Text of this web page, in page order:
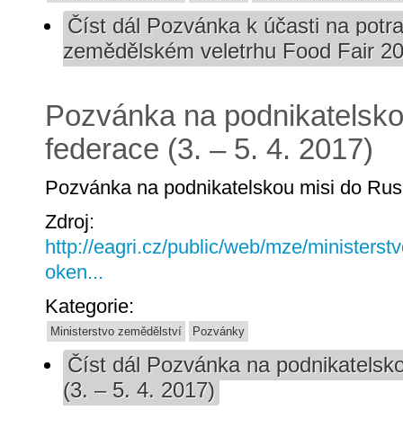
Číst dál Pozvánka k účasti na
zemědělském veletrhu Food Fair
Pozvánka na
federace (3. – 5. 4. 2017)
Pozvánka na podnikatelskou misi do
Zdroj:
http://eagri.cz/public/web/mze/
oken...
Kategorie:
Ministerstvo zemědělství Pozvánky
Číst dál Pozvánka na
(3. – 5. 4. 2017)